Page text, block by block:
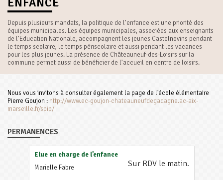
Depuis plusieurs mandats, la politique de l’enfance est une priorité des
équipes municipales. Les équipes municipales, associées aux enseignants
de l’Education Nationale, accompagnent les jeunes Castelnovins pendant
le temps scolaire, le temps périscolaire et aussi pendant les vacances
pour les plus jeunes. La présence de Châteauneuf-des-Loisirs sur la
commune permet aussi de bénéficier de l’accueil en centre de loisirs.
Nous vous invitons à consulter également la page de l'école élémentaire
Pierre Goujon : http://www.ec-goujon-chateauneufdegadagne.ac-aix-
marseille.fr/spip/
PERMANENCES
Elue en charge de l’enfance
Marielle Fabre
Sur RDV le matin.